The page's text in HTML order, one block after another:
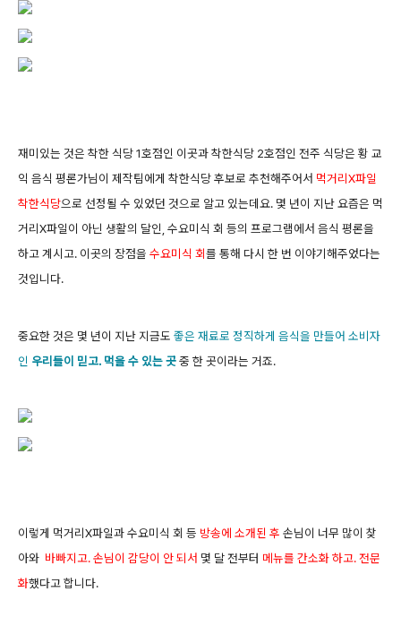
재미있는 것은 착한 식당 1호점인 이곳과 착한식당 2호점인 전주 식당은 황 교
익 음식 평론가님이 제작팀에게 착한식당 후보로 추천해주어서 먹거리X파일
착한식당으로 선정될 수 있었던 것으로 알고 있는데요. 몇 년이 지난 요즘은 먹
거리X파일이 아닌 생활의 달인, 수요미식 회 등의 프로그램에서 음식 평론을
하고 계시고. 이곳의 장점을 수요미식 회를 통해 다시 한 번 이야기해주었다는
것입니다.
중요한 것은 몇 년이 지난 지금도 좋은 재료로 정직하게 음식을 만들어 소비자
인 우리들이 믿고. 먹을 수 있는 곳중 한 곳이라는 거죠.
이렇게 먹거리X파일과 수요미식 회 등 방송에 소개된 후 손님이 너무 많이 찾
아와 바빠지고. 손님이 감당이 안 되서 몇 달 전부터 메뉴를 간소화 하고. 전문
화했다고 합니다.